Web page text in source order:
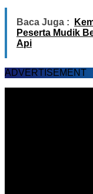
Baca Juga :
Peserta Mudik
Api
ADVERTISEMENT